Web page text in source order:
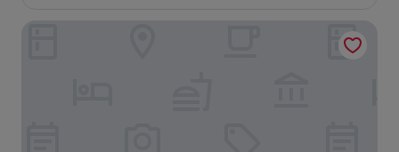
Holiday Inn Club Vacations New Orleans Resort by IHG